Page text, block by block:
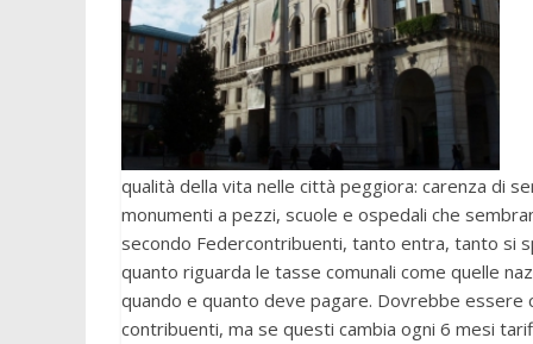
qualità della vita nelle città peggiora: carenza di
monumenti a pezzi, scuole e ospedali che
secondo Federcontribuenti, tanto entra, tanto si
quanto riguarda le tasse comunali come quelle
quando e quanto deve pagare. Dovrebbe essere
contribuenti, ma se questi cambia ogni 6 mesi